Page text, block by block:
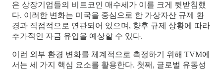
은 상장기업들의 비트코인 매수세가 이를 크게 뒷받침했
다. 이러한 변화는 미국을 중심으로 한 가상자산 규제 환
경과 직접적으로 연관되어 있으며, 향후 규제 상황에 따라
추가적인 자금 유입을 예상할 수 있다.
이런 외부 환경 변화를 체계적으로 측정하기 위해 TVM에
서는 세 가지 핵심 요소를 활용한다. 첫째, 글로벌 유동성